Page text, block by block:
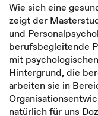
Wie sich eine
zeigt der
und
berufsbegleitende
mit
Hintergrund, die
arbeiten sie in
natürlich für uns